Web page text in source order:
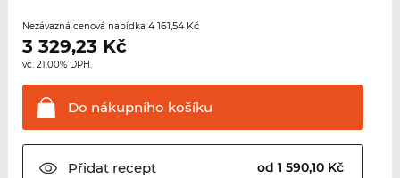
Nezávazná cenová nabídka 4 161,54 Kč
3 329,23 Kč
vč. 21.00% DPH.
Do nákupního košíku
Přidatrecept od 1 590,10 Kč